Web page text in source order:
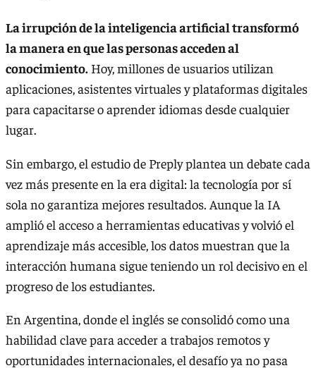
La irrupción de la inteligencia artificial transformó
la manera en que las personas acceden al
conocimiento. Hoy, millones de usuarios utilizan
aplicaciones, asistentes virtuales y plataformas digitales
para capacitarse o aprender idiomas desde cualquier
lugar.
Sin embargo, el estudio de Preply plantea un debate cada
vez más presente en la era digital: la tecnología por sí
sola no garantiza mejores resultados. Aunque la IA
amplió el acceso a herramientas educativas y volvió el
aprendizaje más accesible, los datos muestran que la
interacción humana sigue teniendo un rol decisivo en el
progreso de los estudiantes.
En Argentina, donde el inglés se consolidó como una
habilidad clave para acceder a trabajos remotos y
oportunidades internacionales, el desafío ya no pasa